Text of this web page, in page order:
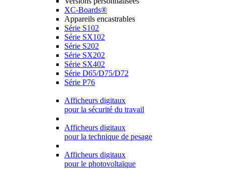
XC-Boards®
Appareils encastrables
Série S102
Série SX102
Série S202
Série SX202
Série SX402
Série D65/D75/D72
Série P76
Afficheurs digitaux
pour la sécurité du travail
Afficheurs digitaux
pour la technique de pesage
Afficheurs digitaux
pour le photovoltaïque